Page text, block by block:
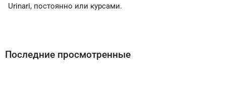
Urinari, постоянно или курсами.
Последние просмотренные